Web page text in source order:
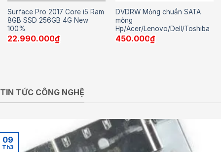
Surface Pro 2017 Core i5 Ram
8GB SSD 256GB 4G New
100%
22.990.000₫
DVDRW Mỏng chuẩn SATA
mỏng
Hp/Acer/Lenovo/Dell/Toshiba
450.000₫
TIN TỨC CÔNG NGHỆ
09
Th3